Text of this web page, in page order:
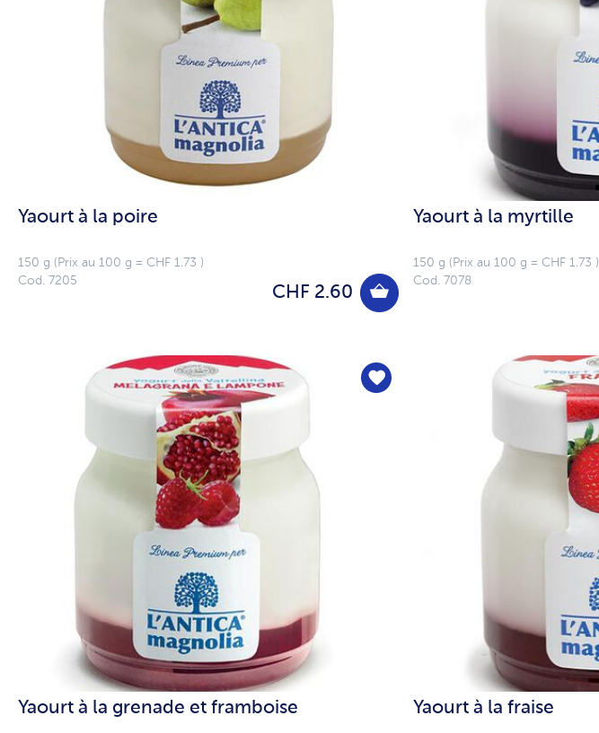
Yaourt à la poire
150 g (Prix au 100 g = CHF 1.73 )
CHF 2.60
Cod. 7205
Yaourt à la myrtille
150 g (Prix au 100 g = CHF 1.73 )
Cod. 7078
Yaourt à la grenade et framboise Yaourt à la fraise